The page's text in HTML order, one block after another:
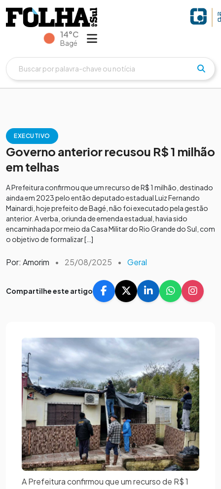
14°C
Bagé
EXECUTIVO
Governo anterior recusou R$ 1 milhão
em telhas
A Prefeitura confirmou que um recurso de R$ 1 milhão, destinado
ainda em 2023 pelo então deputado estadual Luiz Fernando
Mainardi, hoje prefeito de Bagé, não foi executado pela gestão
anterior. A verba, oriunda de emenda estadual, havia sido
encaminhada por meio da Casa Militar do Rio Grande do Sul, com
o objetivo de formalizar […]
Por: Amorim • 25/08/2025 • Geral
Compartilhe este artigo
A Prefeitura confirmou que um recurso de R$ 1